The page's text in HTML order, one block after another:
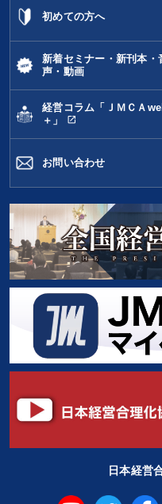
初めての方へ
新着セミナー・新刊本・
声・動画
経営コラム「ＪＭＣＡ
＋」
open_in_new
お問い合わせ
日本経営